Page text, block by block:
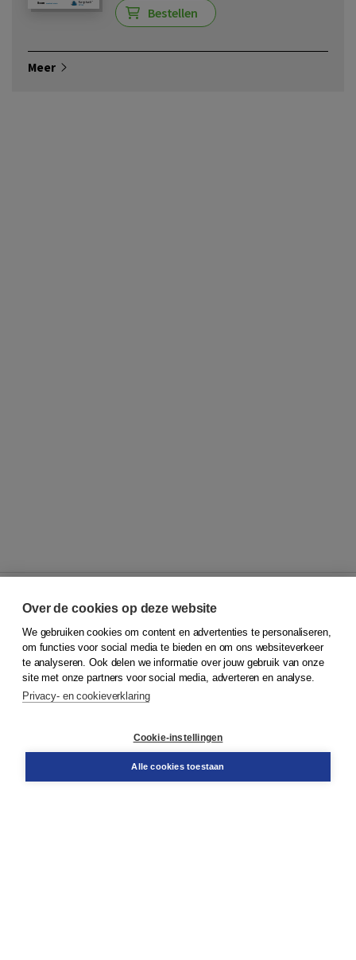
Bestellen
Meer
© 2026Koninklijke Boom uitgevers
Klantenservice
Service & informatie
Contact
Over de cookies op deze website
We gebruiken cookies om content en advertenties te personaliseren,
om functies voor social media te bieden en om ons websiteverkeer
te analyseren. Ook delen we informatie over jouw gebruik van onze
site met onze partners voor social media, adverteren en analyse.
Privacy- en cookieverklaring
Cookie-instellingen
Alle cookies toestaan